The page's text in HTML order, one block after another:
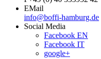
EMail
info@boffi-hamburg.de
Social Media
Facebook EN
Facebook IT
google+